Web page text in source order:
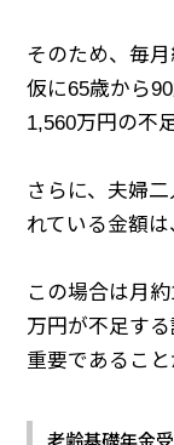
そのため、毎月
仮に65歳から
1,560万円の不
さらに、夫婦
れている金額は
この場合は月
万円が不足す
重要であること
老齢基礎年金